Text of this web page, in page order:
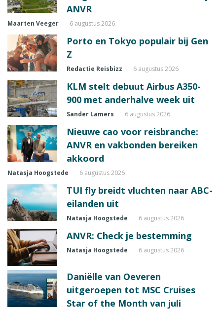
ANVR
Maarten Veeger 6 augustus 2026
Porto en Tokyo populair bij Gen
Z
Redactie Reisbizz 6 augustus 2026
KLM stelt debuut Airbus A350-
900 met anderhalve week uit
Sander Lamers 6 augustus 2026
Nieuwe cao voor reisbranche:
ANVR en vakbonden bereiken
akkoord
Natasja Hoogstede 6 augustus 2026
TUI fly breidt vluchten naar ABC-
eilanden uit
Natasja Hoogstede 6 augustus 2026
ANVR: Check je bestemming
Natasja Hoogstede 6 augustus 2026
Daniëlle van Oeveren
uitgeroepen tot MSC Cruises
Star of the Month van juli